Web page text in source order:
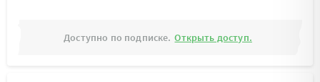
Доступно по подписке. Открыть доступ.